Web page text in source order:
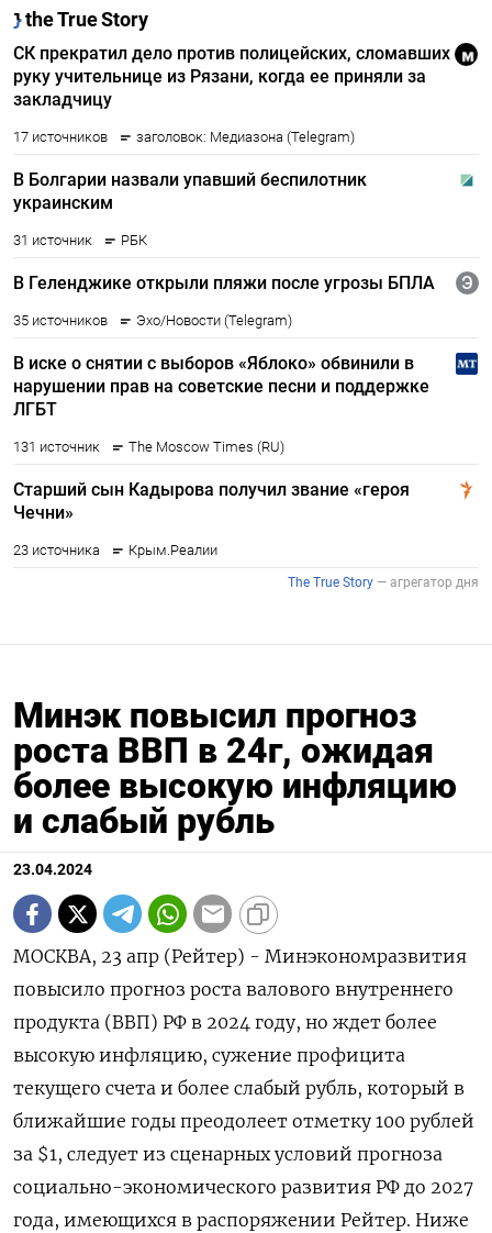
Минэк повысил прогноз
роста ВВП в 24г, ожидая
более высокую инфляцию
и слабый рубль
23.04.2024
МОСКВА, 23 апр (Рейтер) - Минэкономразвития
повысило прогноз роста валового внутреннего
продукта (ВВП) РФ в 2024 году, но ждет более
высокую инфляцию, сужение профицита
текущего счета и более слабый рубль, который в
ближайшие годы преодолеет отметку 100 рублей
за $1, следует из сценарных условий прогноза
социально-экономического развития РФ до 2027
года, имеющихся в распоряжении Рейтер. Ниже